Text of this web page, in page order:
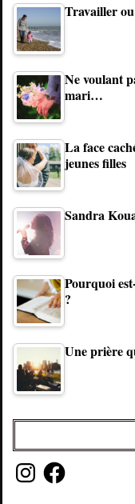
Travailler
Ne voulant
mari…
La face
jeunes filles
Sandra
Pourquoi
?
Une prière
InstagramFacebook